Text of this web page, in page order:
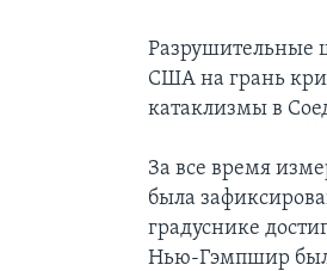
Разрушительные
США на грань
катаклизмы в
За все время
была
градуснике
Нью-Гэмпшир